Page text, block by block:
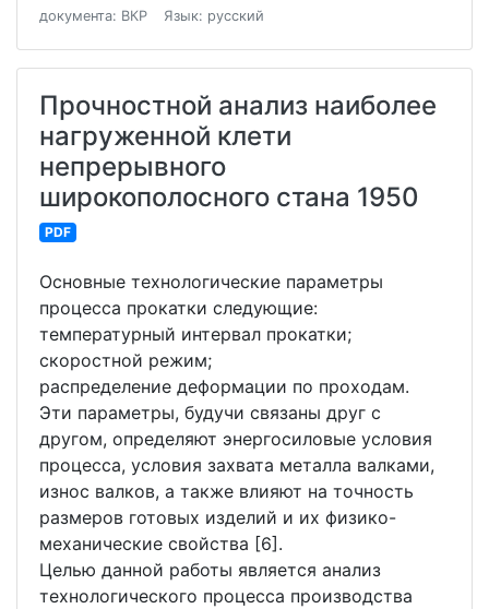
документа: ВКР
Язык: русский
Прочностной анализ наиболее
нагруженной клети
непрерывного
широкополосного стана 1950
PDF
Основные технологические параметры
процесса прокатки следующие:
температурный интервал прокатки;
скоростной режим;
распределение деформации по проходам.
Эти параметры, будучи связаны друг с
другом, определяют энергосиловые условия
процесса, условия захвата металла валками,
износ валков, а также влияют на точность
размеров готовых изделий и их физико-
механические свойства [6].
Целью данной работы является анализ
технологического процесса производства